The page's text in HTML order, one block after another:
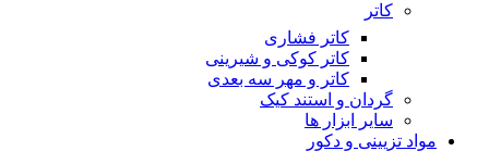
کاتر
کاتر فشاری
کاتر کوکی و شیرینی
کاتر و مهر سه بعدی
گردان و استند کیک
سایر ابزار ها
مواد تزیینی و دکور